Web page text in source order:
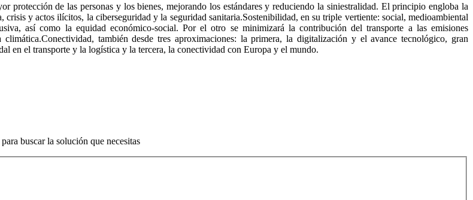
protección de las personas y los bienes, mejorando los estándares y reduciendo la siniestralidad. El principio engloba la
y actos ilícitos, la ciberseguridad y la seguridad sanitaria.Sostenibilidad, en su triple vertiente: social, medioambiental
así como la equidad económico-social. Por el otro se minimizará la contribución del transporte a las emisiones
también desde tres aproximaciones: la primera, la digitalización y el avance tecnológico, gran
en el transporte y la logística y la tercera, la conectividad con Europa y el mundo.
buscar la solución que necesitas